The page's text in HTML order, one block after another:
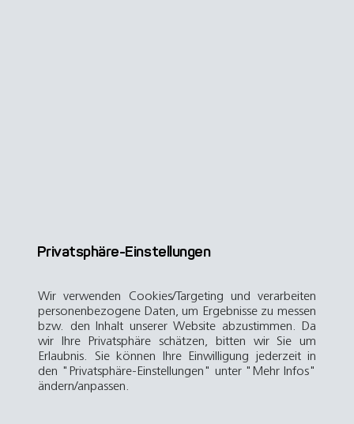
Privatsphäre-Einstellungen
Wir verwenden Cookies/Targeting und verarbeiten
personenbezogene Daten, um Ergebnisse zu messen
bzw. den Inhalt unserer Website abzustimmen. Da
wir Ihre Privatsphäre schätzen, bitten wir Sie um
Erlaubnis. Sie können Ihre Einwilligung jederzeit in
den "Privatsphäre-Einstellungen" unter "Mehr Infos"
ändern/anpassen.